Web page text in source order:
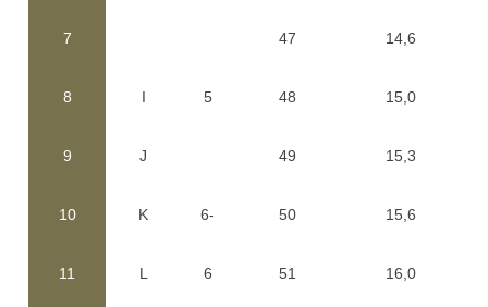
7 47 14,6
8 I 5 48 15,0
9 J 49 15,3
10 K 6- 50 15,6
11 L 6 51 16,0